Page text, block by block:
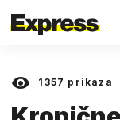
1357 prikaza